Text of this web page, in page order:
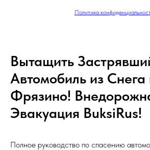
Политика
Вытащить
Автомобиль из Снега
Фрязино!
Эвакуация BuksiRus!
Полное руководство по спасению